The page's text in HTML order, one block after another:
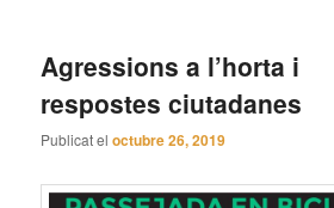
Agressions a l’horta i
respostes ciutadanes
Publicat eloctubre 26, 2019